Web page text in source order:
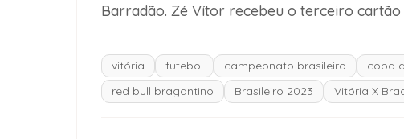
Barradão. Zé Vítor recebeu o terceiro
vitória futebol campeonato brasileiro copa
red bull bragantino
Brasileiro 2023 Vitória X